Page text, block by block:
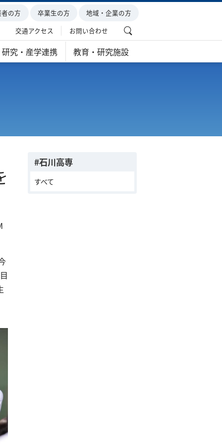
研究・産学連携 教育・研究施設
の方 卒業生の方
地域・企業の方
交通アクセス
お問い合わせ
#石川高専
すべて